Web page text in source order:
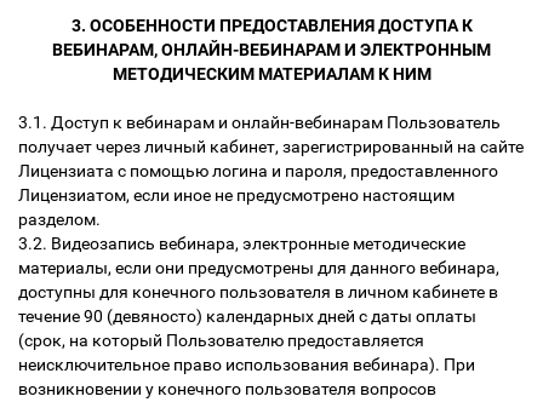
3. ОСОБЕННОСТИ ПРЕДОСТАВЛЕНИЯ ДОСТУПА К
ВЕБИНАРАМ, ОНЛАЙН-ВЕБИНАРАМ И ЭЛЕКТРОННЫМ
МЕТОДИЧЕСКИМ МАТЕРИАЛАМ К НИМ
3.1. Доступ к вебинарам и онлайн-вебинарам Пользователь
получает через личный кабинет, зарегистрированный на сайте
Лицензиата с помощью логина и пароля, предоставленного
Лицензиатом, если иное не предусмотрено настоящим
разделом.
3.2. Видеозапись вебинара, электронные методические
материалы, если они предусмотрены для данного вебинара,
доступны для конечного пользователя в личном кабинете в
течение 90 (девяносто) календарных дней с даты оплаты
(срок, на который Пользователю предоставляется
неисключительное право использования вебинара). При
возникновении у конечного пользователя вопросов